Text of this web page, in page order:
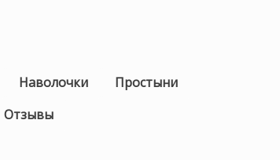
Наволочки
Простыни
Отзывы